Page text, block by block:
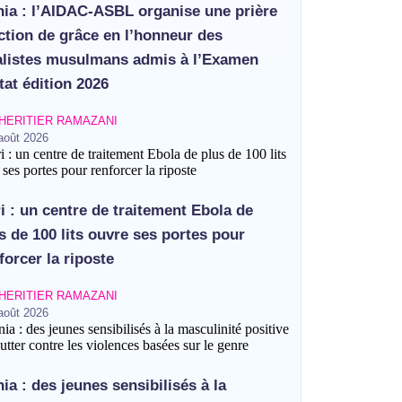
contre Ebola
sur le genre
: l’AIDAC-ASBL organise une prière
de grâce en l’honneur des
musulmans admis à l’Examen
édition 2026
HERITIER RAMAZANI
2026
: un centre de traitement Ebola de
de 100 lits ouvre ses portes pour
la riposte
HERITIER RAMAZANI
2026
: des jeunes sensibilisés à la